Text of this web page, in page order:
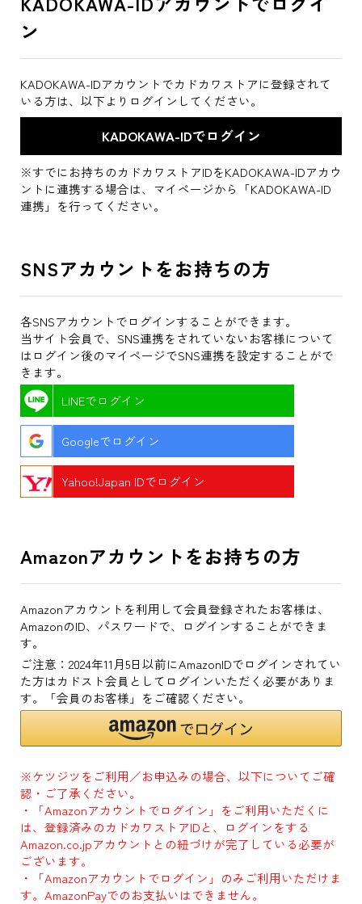
ン
KADOKAWA-IDアカウントでカドカワストアに登録されて
いる方は、以下よりログインしてください。
※すでにお持ちのカドカワストアIDをKADOKAWA-IDアカウ
ントに連携する場合は、マイページから「KADOKAWA-ID
連携」を行ってください。
SNSアカウントをお持ちの方
各SNSアカウントでログインすることができます。
当サイト会員で、SNS連携をされていないお客様について
はログイン後のマイページでSNS連携を設定することがで
きます。
LINEでログイン
Googleでログイン
Yahoo!Japan IDでログイン
Amazonアカウントをお持ちの方
Amazonアカウントを利用して会員登録されたお客様は、
AmazonのID、パスワードで、ログインすることができま
す。
ご注意：2024年11月5日以前にAmazonIDでログインされてい
た方はカドスト会員としてログインいただく必要がありま
す。「会員のお客様」をご確認ください。
※ケツジツをご利用／お申込みの場合、以下についてご確
認・ご了承ください。
・「Amazonアカウントでログイン」をご利用いただくに
は、登録済みのカドカワストアIDと、ログインをする
Amazon.co.jpアカウントとの紐づけが完了している必要が
ございます。
・「Amazonアカウントでログイン」のみご利用いただけま
す。AmazonPayでのお支払いはできません。